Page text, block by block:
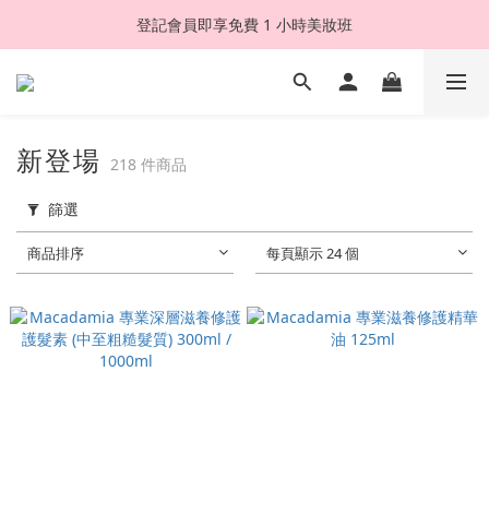
登記會員即享免費 1 小時美妝班
新登場 218 件商品
篩選
商品排序 每頁顯示 24 個